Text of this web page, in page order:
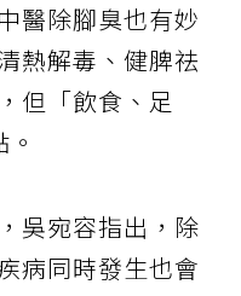
醫除腳臭也有妙
熱解毒、健脾祛
但「飲食、足
吳宛容指出，除
病同時發生也會